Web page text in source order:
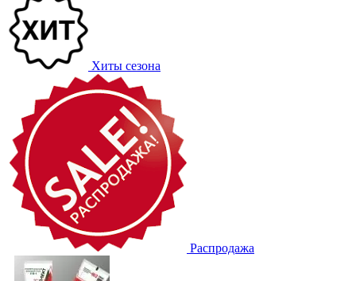
Хиты сезона
Распродажа